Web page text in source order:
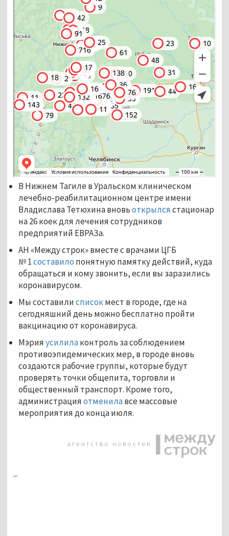
В Нижнем Тагиле в Уральском клиническом
лечебно-реабилитационном центре имени
Владислава Тетюхина вновьоткрылсястационар
на 26 коек для лечения сотрудников
предприятий ЕВРАЗа.
АН «Между строк» вместе с врачами ЦГБ
№ 1составило понятную памятку действий, куда
обращаться и кому звонить, если вы заразились
коронавирусом.
Мы составилисписокмест в городе, где на
сегодняшний день можно бесплатно пройти
вакцинацию от коронавируса.
Мэрияусилилаконтроль за соблюдением
противоэпидемических мер, в городе вновь
создаются рабочие группы, которые будут
проверять точки общепита, торговли и
общественный транспорт. Кроме того,
администрацияотменилавсе массовые
мероприятия до конца июля.
...